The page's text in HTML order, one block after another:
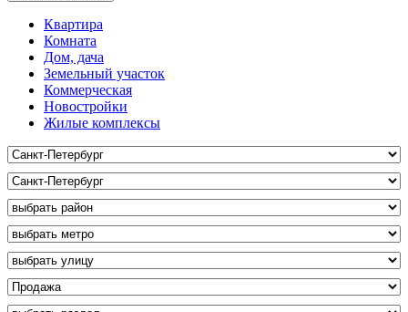
Квартира
Комната
Дом, дача
Земельный участок
Коммерческая
Новостройки
Жилые комплексы